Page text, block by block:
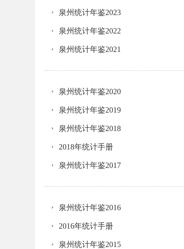
泉州统计年鉴2023
泉州统计年鉴2022
泉州统计年鉴2021
泉州统计年鉴2020
泉州统计年鉴2019
泉州统计年鉴2018
2018年统计手册
泉州统计年鉴2017
泉州统计年鉴2016
2016年统计手册
泉州统计年鉴2015